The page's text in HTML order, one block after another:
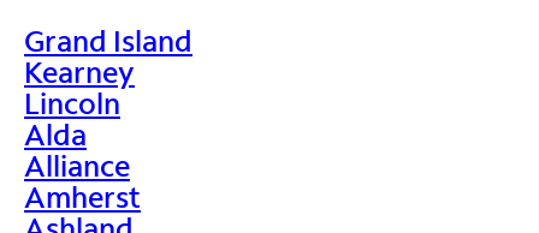
Grand Island
Kearney
Lincoln
Alda
Alliance
Amherst